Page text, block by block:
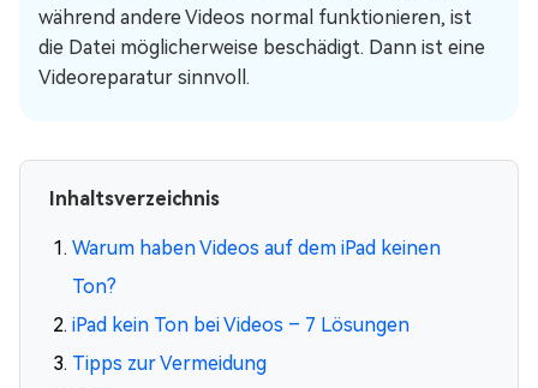
während andere Videos normal funktionieren, ist
die Datei möglicherweise beschädigt. Dann ist eine
Videoreparatur sinnvoll.
Inhaltsverzeichnis
Warum haben Videos auf dem iPad keinen
Ton?
iPad kein Ton bei Videos – 7 Lösungen
Tipps zur Vermeidung